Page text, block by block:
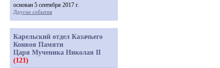
основан 5 сентября 2017 г.
Другие события
Карельский отдел Казачьего
Конвоя Памяти
Царя Мученика Николая II
(121)